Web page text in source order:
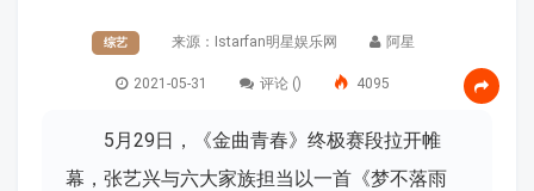
综艺 来源：Istarfan明星娱乐网 阿星
2021-05-31 评论 () 4095
5月29日，《金曲青春》终极赛段拉开帷
幕，张艺兴与六大家族担当以一首《梦不落雨